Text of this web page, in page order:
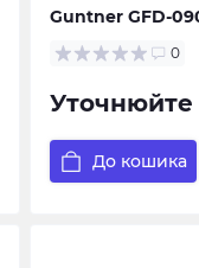
Guntner GFD-
0
Уточнюйте
До кошика